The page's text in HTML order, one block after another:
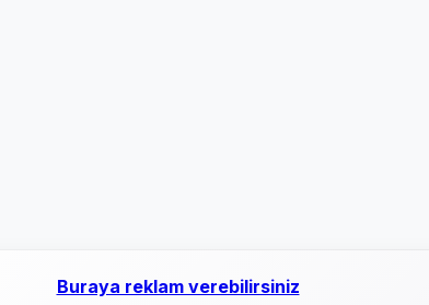
Buraya reklam verebilirsiniz